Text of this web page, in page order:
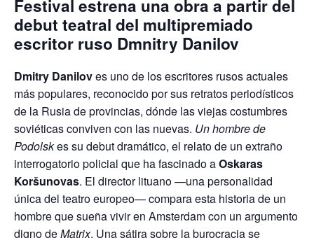
Festival estrena una obra a partir del
debut teatral del multipremiado
escritor ruso Dmnitry Danilov
Dmitry Daniloves uno de los escritores rusos actuales
más populares, reconocido por sus retratos periodísticos
de la Rusia de provincias, dónde las viejas costumbres
soviéticas conviven con las nuevas. Un hombre de
Podolskes su debut dramático, el relato de un extraño
interrogatorio policial que ha fascinado aOskaras
Koršunovas. El director lituano —una personalidad
única del teatro europeo— compara esta historia de un
hombre que sueña vivir en Amsterdam con un argumento
digno deMatrix. Una sátira sobre la burocracia se